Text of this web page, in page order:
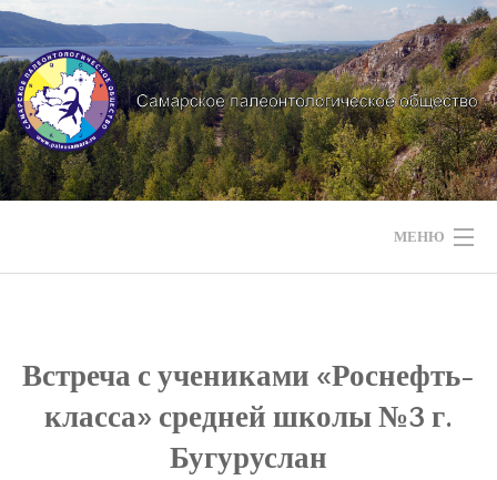
Перейти
содержимому
МЕНЮ
НАШИ МЕРОПРИЯТИЯ
НАШИ ЭКСПЕДИЦИИ
СТРАТИГРАФИЯ РЕГИОНА
Встреча с учениками «Роснефть-
класса» средней школы №3 г.
Бугуруслан